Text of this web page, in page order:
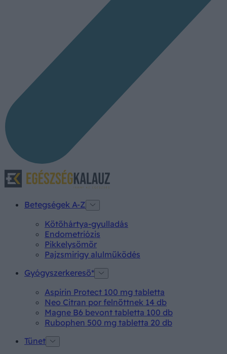
Betegségek A-Z
Kötőhártya-gyulladás
Endometriózis
Pikkelysömör
Pajzsmirigy alulműködés
Gyógyszerkereső*
Aspirin Protect 100 mg tabletta
Neo Citran por felnőttnek 14 db
Magne B6 bevont tabletta 100 db
Rubophen 500 mg tabletta 20 db
Tünet